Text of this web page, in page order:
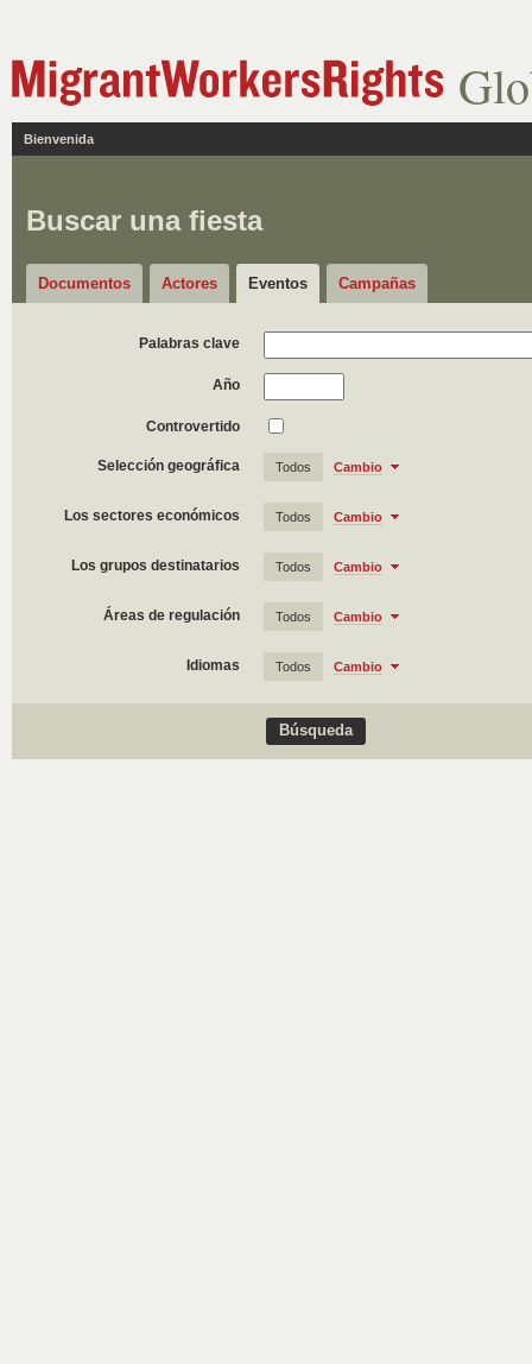
Bienvenida
Buscar una fiesta
Documentos Actores Eventos Campañas
Palabras clave
Año
Controvertido
Selección geográfica Todos Cambio
Los sectores económicos Todos Cambio
Los grupos destinatarios Todos Cambio
Áreas de regulación Todos Cambio
Idiomas Todos Cambio